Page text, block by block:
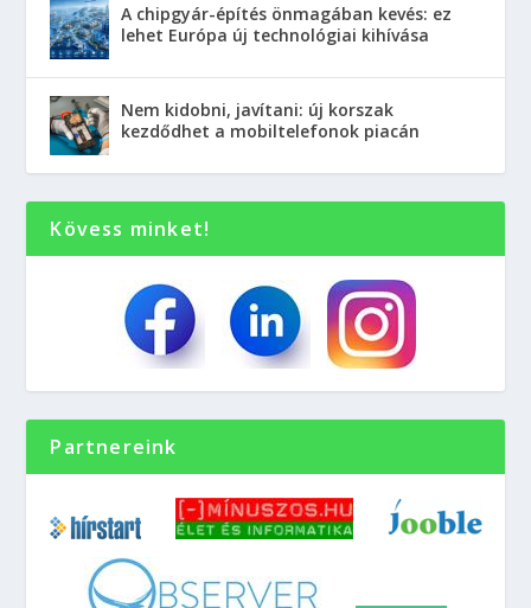
A chipgyár-építés önmagában kevés: ez
lehet Európa új technológiai kihívása
Nem kidobni, javítani: új korszak
kezdődhet a mobiltelefonok piacán
Kövess minket!
Partnereink